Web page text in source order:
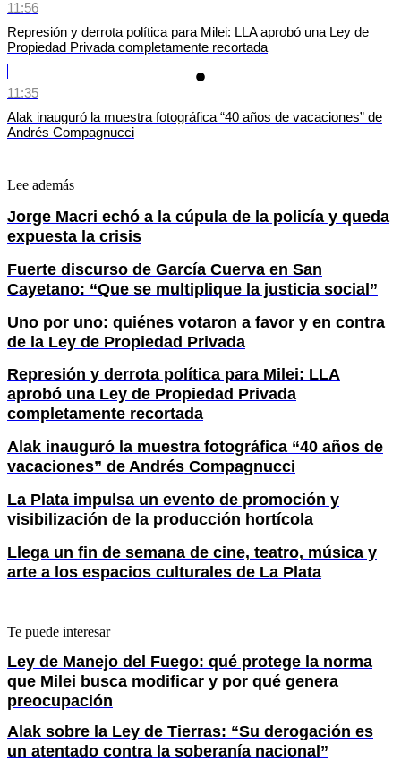
11:56
Represión y derrota política para Milei: LLA aprobó una Ley de
Propiedad Privada completamente recortada
11:35
Alak inauguró la muestra fotográfica “40 años de vacaciones” de
Andrés Compagnucci
Lee además
Jorge Macri echó a la cúpula de la policía y queda
expuesta la crisis
Fuerte discurso de García Cuerva en San
Cayetano: “Que se multiplique la justicia social”
Uno por uno: quiénes votaron a favor y en contra
de la Ley de Propiedad Privada
Represión y derrota política para Milei: LLA
aprobó una Ley de Propiedad Privada
completamente recortada
Alak inauguró la muestra fotográfica “40 años de
vacaciones” de Andrés Compagnucci
La Plata impulsa un evento de promoción y
visibilización de la producción hortícola
Llega un fin de semana de cine, teatro, música y
arte a los espacios culturales de La Plata
Te puede interesar
Ley de Manejo del Fuego: qué protege la norma
que Milei busca modificar y por qué genera
preocupación
Alak sobre la Ley de Tierras: “Su derogación es
un atentado contra la soberanía nacional”